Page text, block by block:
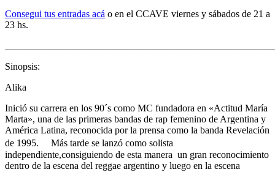
Consegui tus entradas acá o en el CCAVE viernes y sábados de 21 a
23 hs.
Sinopsis:
Alika
Inició su carrera en los 90´s como MC fundadora en «Actitud María
Marta», una de las primeras bandas de rap femenino de Argentina y
América Latina, reconocida por la prensa como la banda Revelación
de 1995. Más tarde se lanzó como solista
independiente,consiguiendo de esta manera un gran reconocimiento
dentro de la escena del reggae argentino y luego en la escena